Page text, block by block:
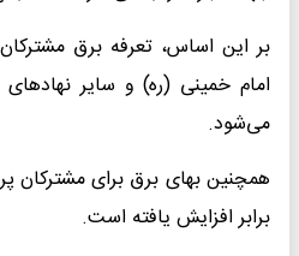
بر این اساس، تعرفه برق
امام خمینی (ره) و سایر
می‌شود.
برابر افزایش یافته است.